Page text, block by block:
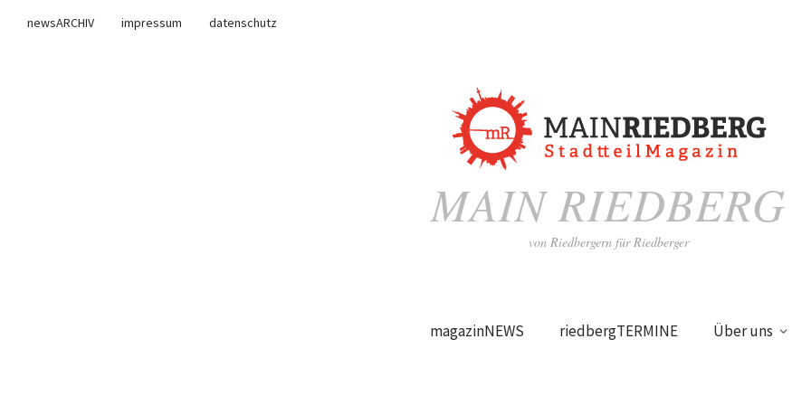
newsARCHIV impressum
datenschutz
MAIN RIEDBERG
von Riedbergern für Riedberger
magazinNEWS riedbergTERMINE Über uns